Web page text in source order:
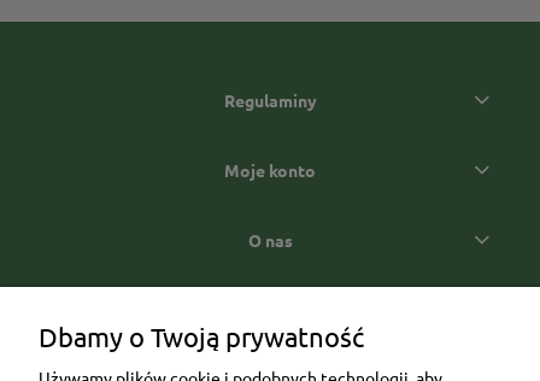
Regulaminy
Moje konto
O nas
Dbamy o Twoją prywatność